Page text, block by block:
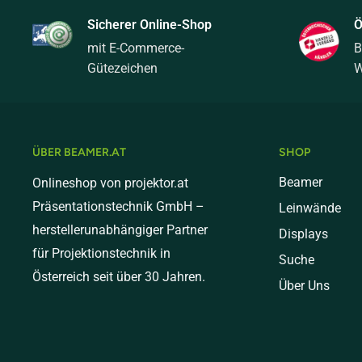
Schwere Pakete (bis 31 kg) - € 40,00
Sperrgut (ab 31kg) - € 99,00
Mediumversand (bis 20 kg) - € 30,00
Schwere Pakete (bis 31 kg) - € 60,00
Sperrgut (ab 31kg) - € 149,00
Versand nach Italien
Standardversand (bis 10 kg) - € 18,00
Sicherer Online-Shop
mit E-Commerce-
Gütezeichen
ÜBER BEAMER.AT
Onlineshop von projektor.at
Präsentationstechnik GmbH –
herstellerunabhängiger Partner
für Projektionstechnik in
Österreich seit über 30 Jahren.
SHOP
Beamer
Leinwände
Displays
Suche
Über Uns